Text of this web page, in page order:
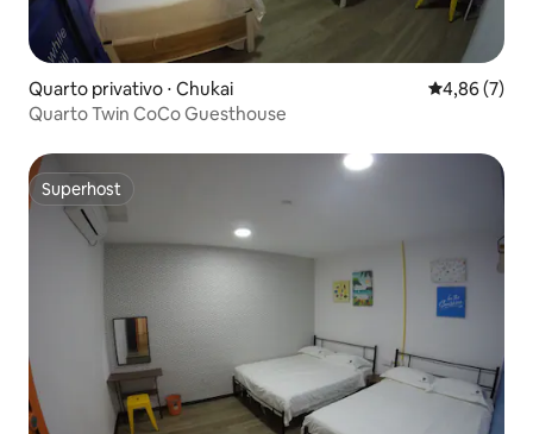
Quarto privativo ⋅ Chukai 4,86 de uma
4,86 (7)
Quarto Twin CoCo Guesthouse
Superhost
Superhost